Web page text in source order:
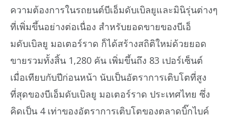
ความต้องการในรถยนต์บีเอ็มดับเบิลยูและมินิรุ่นต่างๆ
ที่เพิ่มขึ้นอย่างต่อเนื่อง สำหรับยอดขายของบีเอ็
มดับเบิลยู มอเตอร์ราด ก็ได้สร้างสถิติใหม่ด้วยยอด
ขายรวมทั้งสิ้น 1,280 คัน เพิ่มขึ้นถึง 83 เปอร์เซ็นต์
เมื่อเทียบกับปีก่อนหน้า นับเป็นอัตราการเติบโตที่สูง
ที่สุดของบีเอ็มดับเบิลยู มอเตอร์ราด ประเทศไทย ซึ่ง
คิดเป็น 4 เท่าของอัตราการเติบโตของตลาดบิ๊กไบค์